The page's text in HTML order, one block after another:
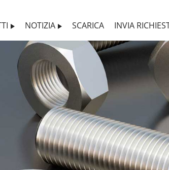
NOTIZIA SCARICA INVIA